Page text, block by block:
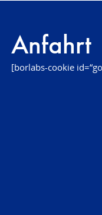
Anfahrt
[borlabs-cookie